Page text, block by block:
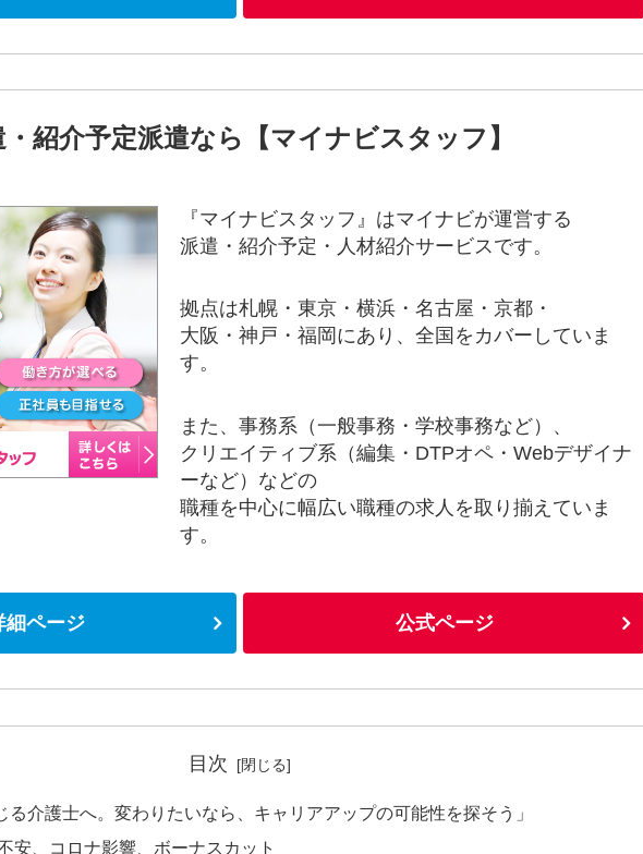
紹介予定派遣なら【マイナビスタッフ】
『マイナビスタッフ』はマイナビが運営する
派遣・紹介予定・人材紹介サービスです。
拠点は札幌・東京・横浜・名古屋・京都・
大阪・神戸・福岡にあり、全国をカバーしていま
す。
また、事務系（一般事務・学校事務など）、
クリエイティブ系（編集・DTPオペ・Webデザイナ
ーなど）などの
職種を中心に幅広い職種の求人を取り揃えていま
す。
細ページ 公式ページ
目次
る介護士へ。変わりたいなら、キャリアアップの可能性を探そう」
安、コロナ影響、ボーナスカット